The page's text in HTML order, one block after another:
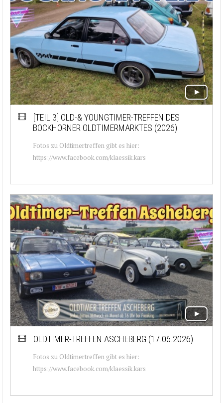
[TEIL 3] OLD-& YOUNGTIMER-TREFFEN DES
BOCKHORNER OLDTIMERMARKTES (2026)
Fotos zu Oldtimertreffen gibt es hier:
https://www.facebook.com/klaessik.kars
OLDTIMER-TREFFEN ASCHEBERG (17.06.2026)
Fotos zu Oldtimertreffen gibt es hier:
https://www.facebook.com/klaessik.kars